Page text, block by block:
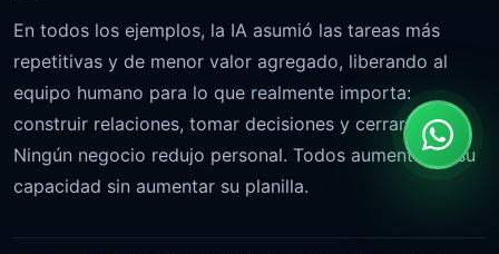
En todos los ejemplos, la IA asumió las tareas más
repetitivas y de menor valor agregado, liberando al
equipo humano para lo que realmente importa:
construir relaciones, tomar decisiones y cerrar ventas.
Ningún negocio redujo personal. Todos aumentaron su
capacidad sin aumentar su planilla.